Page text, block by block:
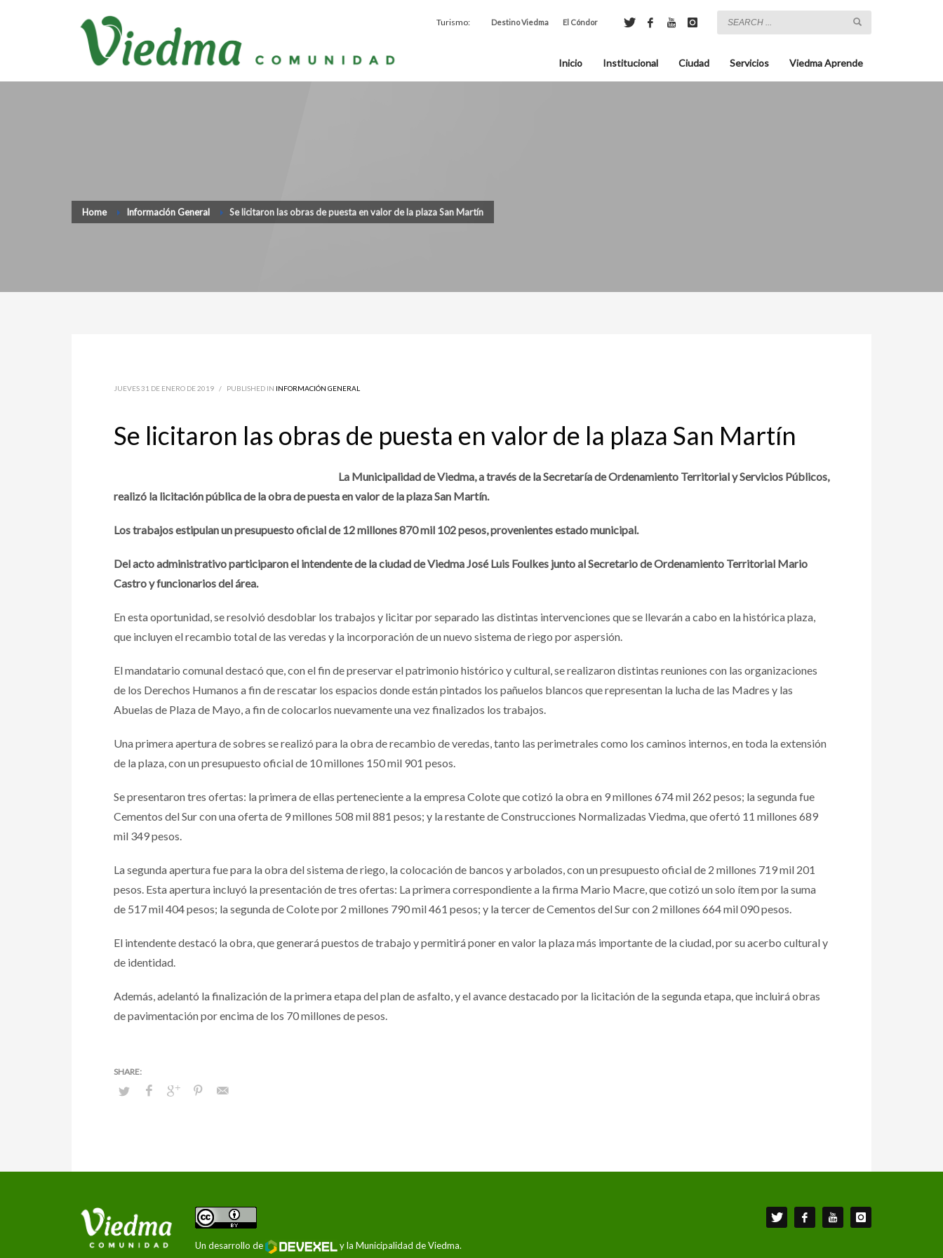
Turismo: Destino Viedma El Cóndor
Inicio Institucional Ciudad Servicios Viedma Aprende
Home Información General Se licitaron las obras de puesta en valor de la plaza San Martín
JUEVES 31 DE ENERO DE 2019 / PUBLISHED IN INFORMACIÓN GENERAL
Se licitaron las obras de puesta en valor de la plaza San Martín
La Municipalidad de Viedma, a través de la Secretaría de Ordenamiento Territorial y Servicios Públicos,
realizó la licitación pública de la obra de puesta en valor de la plaza San Martín.
Los trabajos estipulan un presupuesto oficial de 12 millones 870 mil 102 pesos, provenientes estado municipal.
Del acto administrativo participaron el intendente de la ciudad de Viedma José Luis Foulkes junto al Secretario de Ordenamiento Territorial Mario
Castro y funcionarios del área.
En esta oportunidad, se resolvió desdoblar los trabajos y licitar por separado las distintas intervenciones que se llevarán a cabo en la histórica plaza,
que incluyen el recambio total de las veredas y la incorporación de un nuevo sistema de riego por aspersión.
El mandatario comunal destacó que, con el fin de preservar el patrimonio histórico y cultural, se realizaron distintas reuniones con las organizaciones
de los Derechos Humanos a fin de rescatar los espacios donde están pintados los pañuelos blancos que representan la lucha de las Madres y las
Abuelas de Plaza de Mayo, a fin de colocarlos nuevamente una vez finalizados los trabajos.
Una primera apertura de sobres se realizó para la obra de recambio de veredas, tanto las perimetrales como los caminos internos, en toda la extensión
de la plaza, con un presupuesto oficial de 10 millones 150 mil 901 pesos.
Se presentaron tres ofertas: la primera de ellas perteneciente a la empresa Colote que cotizó la obra en 9 millones 674 mil 262 pesos; la segunda fue
Cementos del Sur con una oferta de 9 millones 508 mil 881 pesos; y la restante de Construcciones Normalizadas Viedma, que ofertó 11 millones 689
mil 349 pesos.
La segunda apertura fue para la obra del sistema de riego, la colocación de bancos y arbolados, con un presupuesto oficial de 2 millones 719 mil 201
pesos. Esta apertura incluyó la presentación de tres ofertas: La primera correspondiente a la firma Mario Macre, que cotizó un solo ítem por la suma
de 517 mil 404 pesos; la segunda de Colote por 2 millones 790 mil 461 pesos; y la tercer de Cementos del Sur con 2 millones 664 mil 090 pesos.
El intendente destacó la obra, que generará puestos de trabajo y permitirá poner en valor la plaza más importante de la ciudad, por su acerbo cultural y
de identidad.
Además, adelantó la finalización de la primera etapa del plan de asfalto, y el avance destacado por la licitación de la segunda etapa, que incluirá obras
de pavimentación por encima de los 70 millones de pesos.
Un desarrollo de y la Municipalidad de Viedma.